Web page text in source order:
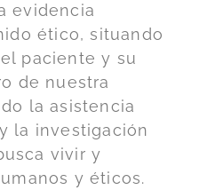
evidencia
ético, situando
paciente y su
de nuestra
la asistencia
la investigación
vivir y
y éticos.